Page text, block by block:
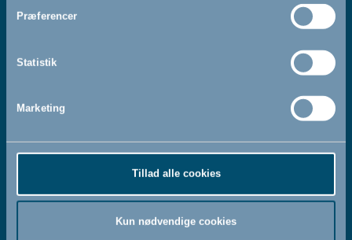
Præferencer
Statistik
Marketing
Tillad alle cookies
Kun nødvendige cookies
læst og accepteret vores
Cookiepolitik
Tilmeld
Fandt du ikke den information, du søgte, eller har du flere spørgsmål til